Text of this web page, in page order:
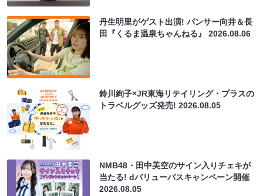
丹生明里がゲスト出演! パンサー向井＆長
田『くるま温泉ちゃんねる』2026.08.06
鈴川絢子×JR東海リテイリング・プラスの
トラベルグッズ発売!2026.08.05
NMB48・田中美空のサイン入りチェキが
当たる! dバリューパスキャンペーン開催
2026.08.05